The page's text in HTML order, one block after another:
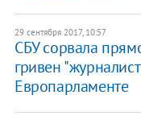
29 сентября 2017, 10:57
СБУ сорвала
гривен
Европарламенте